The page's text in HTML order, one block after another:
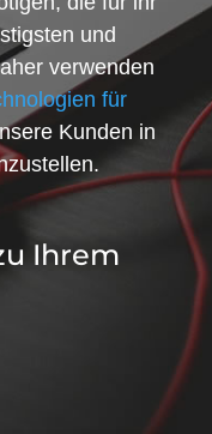
und
verwenden
für
Kunden in
Ihrem